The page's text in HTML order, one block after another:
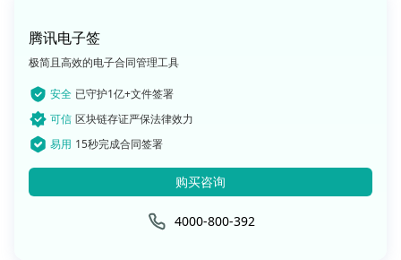
腾讯电子签
极简且高效的电子合同管理工具
安全 已守护1亿+文件签署
可信 区块链存证严保法律效力
易用 15秒完成合同签署
购买咨询
4000-800-392